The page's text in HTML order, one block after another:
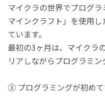
マイクラの世界でプログ
マインクラフト」を使用
ています。
最初の3ヶ月は、マイクラ
リアしながらプログラミン
③ プログラミングが初めて